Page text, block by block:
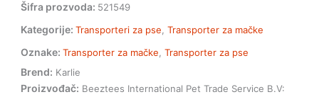
Šifra prozvoda: 521549
Kategorije: Transporteri za pse ,Transporter za mačke
Oznake: Transporter za mačke ,Transporter za pse
Brend: Karlie
Proizvođač: Beeztees International Pet Trade Service B.V: